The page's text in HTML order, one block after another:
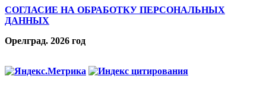
СОГЛАСИЕ НА ОБРАБОТКУ ПЕРСОНАЛЬНЫХ
ДАННЫХ
Орелград. 2026 год